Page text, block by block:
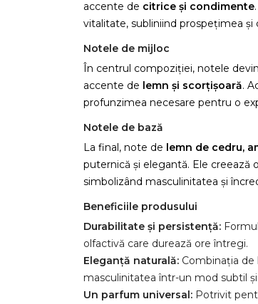
accente de citrice și condimente
vitalitate, subliniind prospețimea și
Notele de mijloc
În centrul compoziției, notele
accente de lemn și scorțișoară.
profunzimea necesare pentru o
Notele de bază
La final, note de lemn de cedru,
puternică și elegantă. Ele creează
simbolizând masculinitatea și
Beneficiile produsului
Durabilitate și persistență:
olfactivă care durează ore întregi.
Eleganță naturală: Combinația
masculinitatea într-un mod subtil
Un parfum universal: Potrivit